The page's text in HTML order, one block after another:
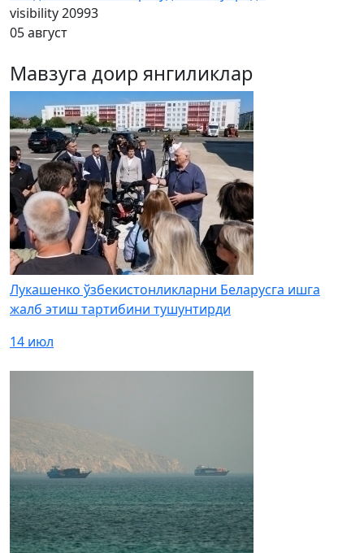
visibility20993
05 август
Мавзуга доир янгиликлар
Лукашенко ўзбекистонликларни Беларусга ишга
жалб этиш тартибини тушунтирди
14 июл